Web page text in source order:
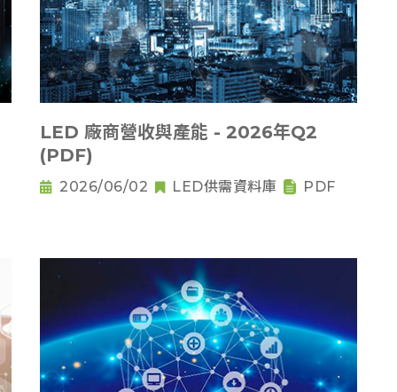
LED 廠商營收與產能 - 2026年Q2
(PDF)
2026/06/02 LED供需資料庫 PDF